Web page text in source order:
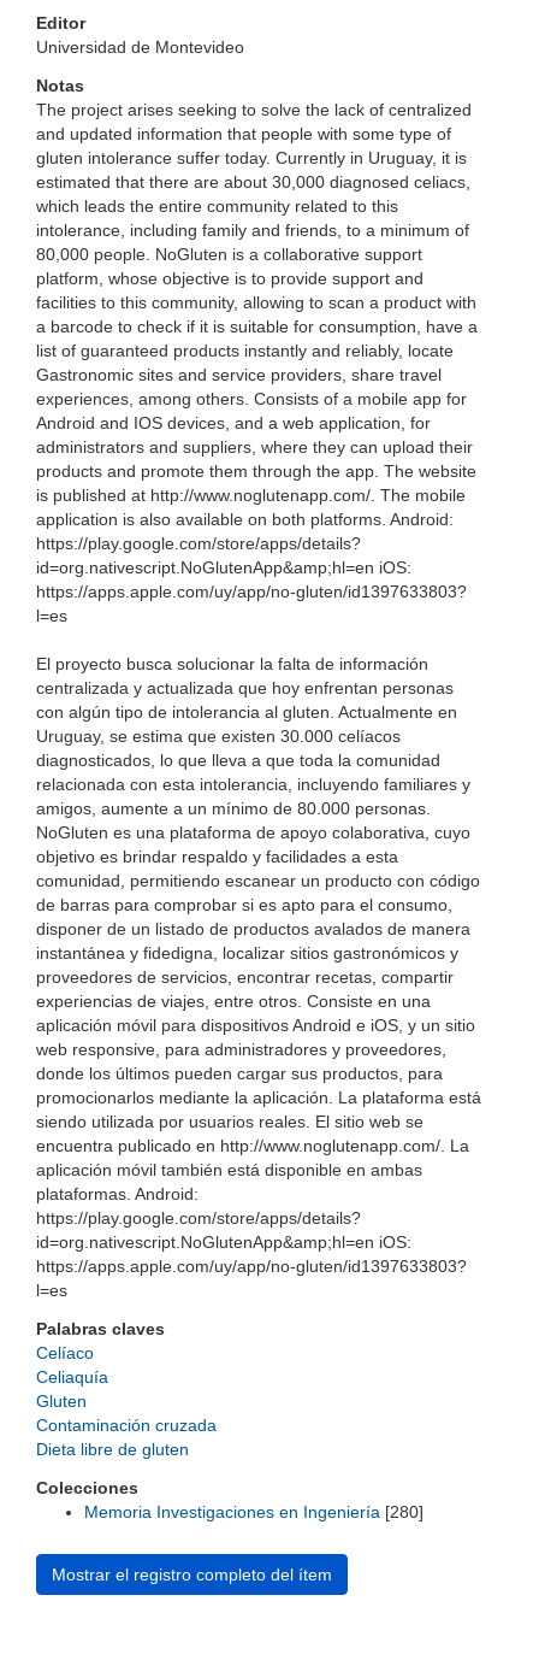
Editor
Universidad de Montevideo
Notas
The project arises seeking to solve the lack of centralized
and updated information that people with some type of
gluten intolerance suffer today. Currently in Uruguay, it is
estimated that there are about 30,000 diagnosed celiacs,
which leads the entire community related to this
intolerance, including family and friends, to a minimum of
80,000 people. NoGluten is a collaborative support
platform, whose objective is to provide support and
facilities to this community, allowing to scan a product with
a barcode to check if it is suitable for consumption, have a
list of guaranteed products instantly and reliably, locate
Gastronomic sites and service providers, share travel
experiences, among others. Consists of a mobile app for
Android and IOS devices, and a web application, for
administrators and suppliers, where they can upload their
products and promote them through the app. The website
is published at http://www.noglutenapp.com/. The mobile
application is also available on both platforms. Android:
https://play.google.com/store/apps/details?
id=org.nativescript.NoGlutenApp&amp;hl=en iOS:
https://apps.apple.com/uy/app/no-gluten/id1397633803?
l=es
El proyecto busca solucionar la falta de información
centralizada y actualizada que hoy enfrentan personas
con algún tipo de intolerancia al gluten. Actualmente en
Uruguay, se estima que existen 30.000 celíacos
diagnosticados, lo que lleva a que toda la comunidad
relacionada con esta intolerancia, incluyendo familiares y
amigos, aumente a un mínimo de 80.000 personas.
NoGluten es una plataforma de apoyo colaborativa, cuyo
objetivo es brindar respaldo y facilidades a esta
comunidad, permitiendo escanear un producto con código
de barras para comprobar si es apto para el consumo,
disponer de un listado de productos avalados de manera
instantánea y fidedigna, localizar sitios gastronómicos y
proveedores de servicios, encontrar recetas, compartir
experiencias de viajes, entre otros. Consiste en una
aplicación móvil para dispositivos Android e iOS, y un sitio
web responsive, para administradores y proveedores,
donde los últimos pueden cargar sus productos, para
promocionarlos mediante la aplicación. La plataforma está
siendo utilizada por usuarios reales. El sitio web se
encuentra publicado en http://www.noglutenapp.com/. La
aplicación móvil también está disponible en ambas
plataformas. Android:
https://play.google.com/store/apps/details?
id=org.nativescript.NoGlutenApp&amp;hl=en iOS:
https://apps.apple.com/uy/app/no-gluten/id1397633803?
l=es
Palabras claves
Celíaco
Celiaquía
Gluten
Contaminación cruzada
Dieta libre de gluten
Colecciones
Memoria Investigaciones en Ingeniería [280]
Mostrar el registro completo del ítem